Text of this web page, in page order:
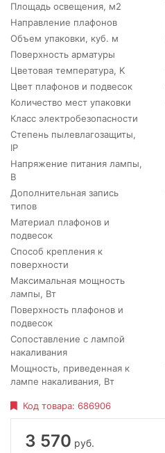
Площадь освещения, м2
Направление плафонов
Объем упаковки, куб. м
Поверхность арматуры
Цветовая температура, K
Цвет плафонов и подвесок
Количество мест упаковки
Класс электробезопасности
Степень пылевлагозащиты,
IP
Напряжение питания лампы,
В
Дополнительная запись
типов
Материал плафонов и
подвесок
Способ крепления к
поверхности
Максимальная мощность
лампы, Вт
Поверхность плафонов и
подвесок
Сопоставление с лампой
накаливания
Мощность, приведенная к
лампе накаливания, Вт
Код товара: 686906
3 570 руб.